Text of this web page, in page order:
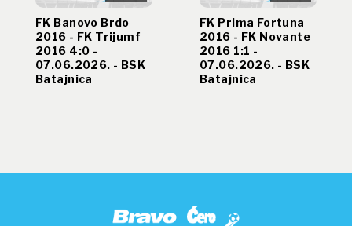
FK Banovo Brdo
2016 - FK Trijumf
2016 4:0 -
07.06.2026. - BSK
Batajnica
FK Prima Fortuna
2016 - FK Novante
2016 1:1 -
07.06.2026. - BSK
Batajnica